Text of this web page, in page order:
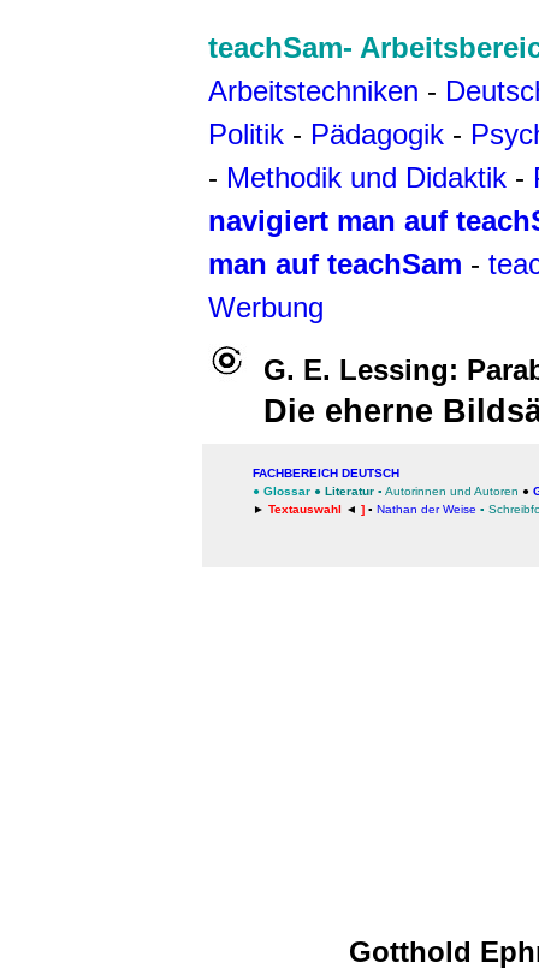
teachSam-
Arbeitstechniken -
Politik - Pädagogik -
- Methodik und Didaktik -
navigiert man auf
man auf teachSam -
Werbung
G. E. Lessing:
Die eherne
FACHBEREICH DEUTSCH
● Glossar ● Literatur ▪ Autorinnen und Autoren ●
► Textauswahl ◄ ] ▪ Nathan der Weise ▪
Gotthold